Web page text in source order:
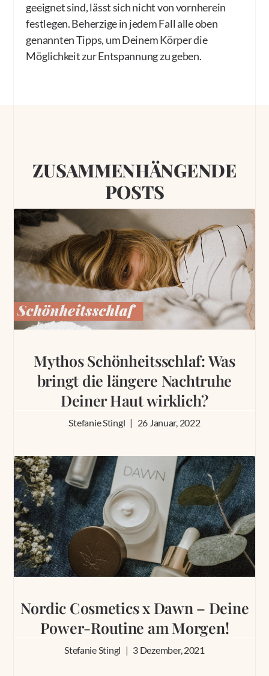
geeignet sind, lässt sich nicht von vornherein
festlegen. Beherzige in jedem Fall alle oben
genannten Tipps, um Deinem Körper die
Möglichkeit zur Entspannung zu geben.
ZUSAMMENHÄNGENDE
POSTS
Mythos Schönheitsschlaf: Was
bringt die längere Nachtruhe
Deiner Haut wirklich?
Stefanie Stingl 26 Januar, 2022
Nordic Cosmetics x Dawn – Deine
Power-Routine am Morgen!
Stefanie Stingl 3 Dezember, 2021